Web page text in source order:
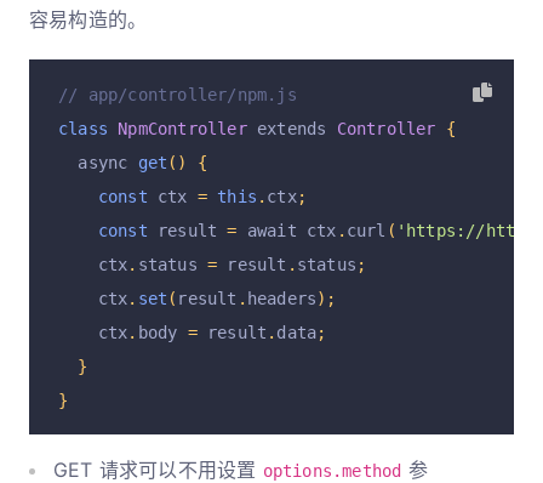
容易构造的。
// app/controller/npm.js
class
NpmController extends Controller
{
  async
get ()
{
const ctx = this . ctx;
const result = await ctx . curl ( 'https://
    ctx
. status = result . status ;
    ctx
. set ( result . headers);
    ctx
. body = result . data;
}
}
GET 请求可以不用设置 options.method 参